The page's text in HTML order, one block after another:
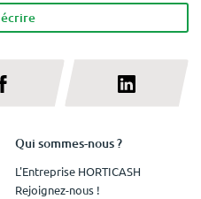
écrire
Qui sommes-nous ?
L'Entreprise HORTICASH
Rejoignez-nous !